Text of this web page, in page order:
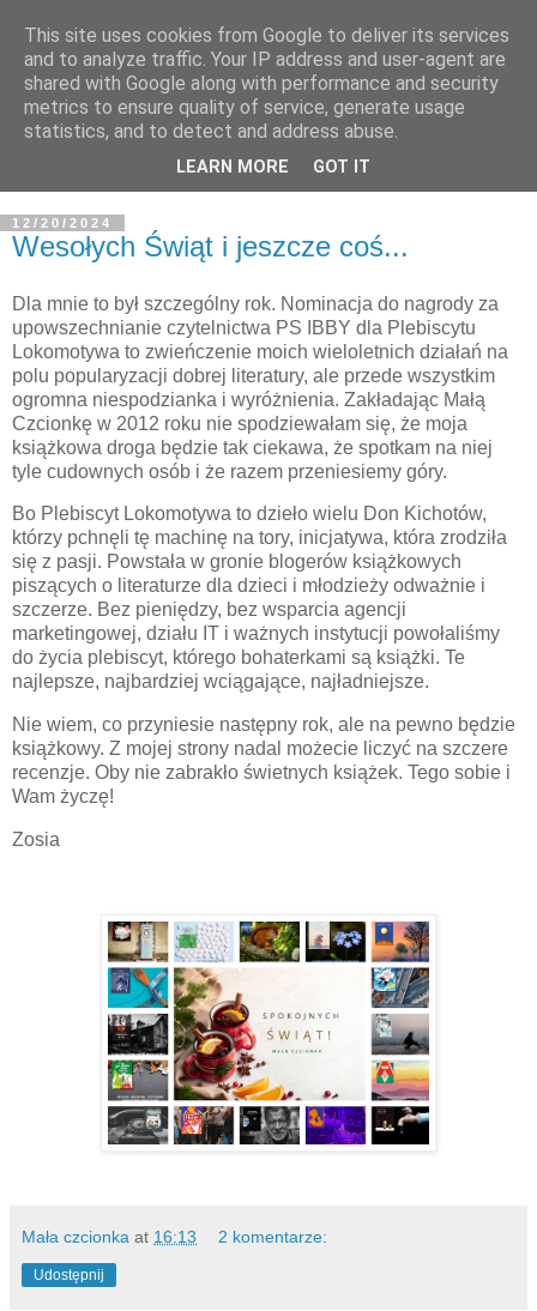
12/20/2024
Wesołych Świąt i jeszcze coś...
Dla mnie to był szczególny rok. Nominacja do nagrody za
upowszechnianie czytelnictwa PS IBBY dla Plebiscytu
Lokomotywa to zwieńczenie moich wieloletnich działań na
polu popularyzacji dobrej literatury, ale przede wszystkim
ogromna niespodzianka i wyróżnienia. Zakładając Małą
Czcionkę w 2012 roku nie spodziewałam się, że moja
książkowa droga będzie tak ciekawa, że spotkam na niej
tyle cudownych osób i że razem przeniesiemy góry.
Bo Plebiscyt Lokomotywa to dzieło wielu Don Kichotów,
którzy pchnęli tę machinę na tory, inicjatywa, która zrodziła
się z pasji. Powstała w gronie blogerów książkowych
piszących o literaturze dla dzieci i młodzieży odważnie i
szczerze. Bez pieniędzy, bez wsparcia agencji
marketingowej, działu IT i ważnych instytucji powołaliśmy
do życia plebiscyt, którego bohaterkami są książki. Te
najlepsze, najbardziej wciągające, najładniejsze.
Nie wiem, co przyniesie następny rok, ale na pewno będzie
książkowy. Z mojej strony nadal możecie liczyć na szczere
recenzje. Oby nie zabrakło świetnych książek. Tego sobie i
Wam życzę!
Zosia
Mała czcionka at 16:13 2 komentarze:
Udostępnij
This site uses cookies from Google to deliver its services
and to analyze traffic. Your IP address and user-agent are
shared with Google along with performance and security
metrics to ensure quality of service, generate usage
statistics, and to detect and address abuse.
LEARN MORE GOT IT